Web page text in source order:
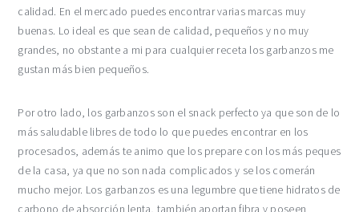
calidad. En el mercado puedes encontrar varias marcas muy
buenas. Lo ideal es que sean de calidad, pequeños y no muy
grandes, no obstante a mi para cualquier receta los garbanzos me
gustan más bien pequeños.
Por otro lado, los garbanzos son el snack perfecto ya que son de lo
más saludable libres de todo lo que puedes encontrar en los
procesados, además te animo que los prepare con los más peques
de la casa, ya que no son nada complicados y se los comerán
mucho mejor. Los garbanzos es una legumbre que tiene hidratos de
carbono de absorción lenta, también aportan fibra y poseen